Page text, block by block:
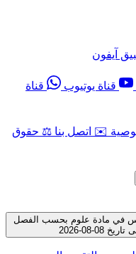
آيفون
قناة يوتيوب
قناة
✉️ اتصل بنا ⚖️ حقوق
في مادة علوم بحسب الفصل
08-2026